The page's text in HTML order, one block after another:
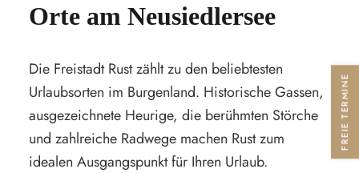
Orte am Neusiedlersee
Die Freistadt Rust zählt zu den beliebtesten
Urlaubsorten im Burgenland. Historische Gassen,
ausgezeichnete Heurige, die berühmten Störche
und zahlreiche Radwege machen Rust zum
idealen Ausgangspunkt für Ihren Urlaub.
FREIE TERMINE